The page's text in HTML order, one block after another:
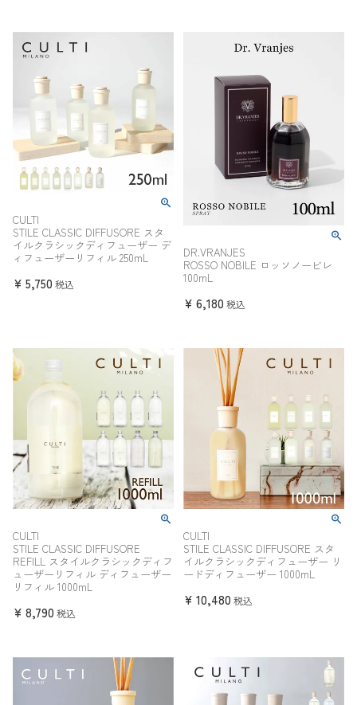
CULTI
STILE CLASSIC DIFFUSORE スタ
イルクラシックディフューザー デ
ィフューザーリフィル 250mL
¥ 5,750 税込
DR.VRANJES
ROSSO NOBILE ロッソノービレ
100mL
¥ 6,180 税込
CULTI
STILE CLASSIC DIFFUSORE
REFILL スタイルクラシックディフ
ューザーリフィル ディフューザー
リフィル 1000mL
¥ 8,790 税込
CULTI
STILE CLASSIC DIFFUSORE スタ
イルクラシックディフューザー リ
ードディフューザー 1000mL
¥ 10,480 税込